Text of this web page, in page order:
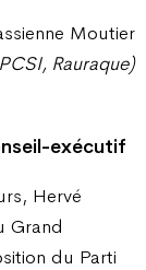
Moutier
Rauraque)
exécutif
Hervé
Grand
du Parti